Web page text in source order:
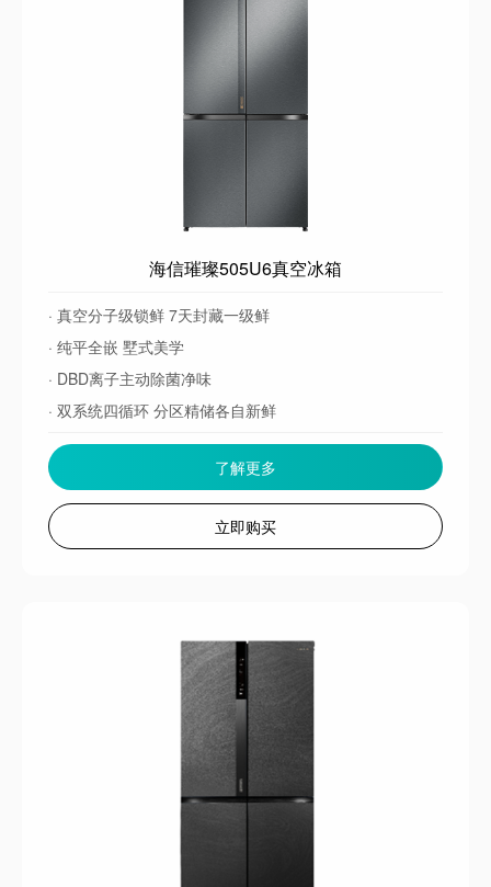
海信璀璨505U6真空冰箱
· 真空分子级锁鲜 7天封藏一级鲜
· 纯平全嵌 墅式美学
· DBD离子主动除菌净味
· 双系统四循环 分区精储各自新鲜
了解更多
立即购买